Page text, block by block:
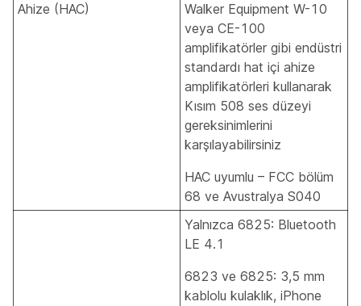
Ahize (HAC)
Walker Equipment W-10
veya CE-100
amplifikatörler gibi endüstri
standardı hat içi ahize
amplifikatörleri kullanarak
Kısım 508 ses düzeyi
gereksinimlerini
karşılayabilirsiniz
HAC uyumlu – FCC bölüm
68 ve Avustralya S040
Yalnızca 6825: Bluetooth
LE 4.1
6823 ve 6825: 3,5 mm
kablolu kulaklık, iPhone